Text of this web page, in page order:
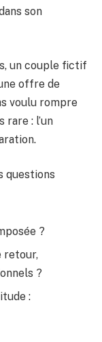
son
un couple fictif
offre de
voulu rompre
rare : l’un
questions
?
retour,
?
: